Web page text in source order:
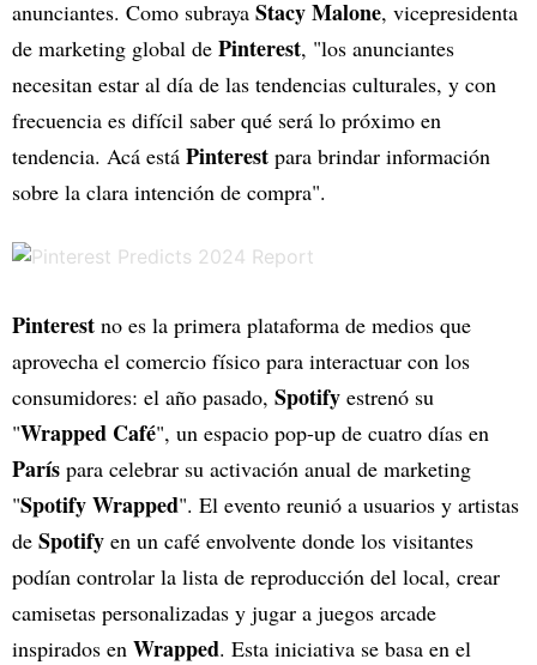
anunciantes. Como subraya Stacy Malone, vicepresidenta
de marketing global de Pinterest, "los anunciantes
necesitan estar al día de las tendencias culturales, y con
frecuencia es difícil saber qué será lo próximo en
tendencia. Acá está Pinterest para brindar información
sobre la clara intención de compra".
Pinterest no es la primera plataforma de medios que
aprovecha el comercio físico para interactuar con los
consumidores: el año pasado, Spotify estrenó su
"Wrapped Café", un espacio pop-up de cuatro días en
París para celebrar su activación anual de marketing
"Spotify Wrapped". El evento reunió a usuarios y artistas
de Spotify en un café envolvente donde los visitantes
podían controlar la lista de reproducción del local, crear
camisetas personalizadas y jugar a juegos arcade
inspirados en Wrapped. Esta iniciativa se basa en el